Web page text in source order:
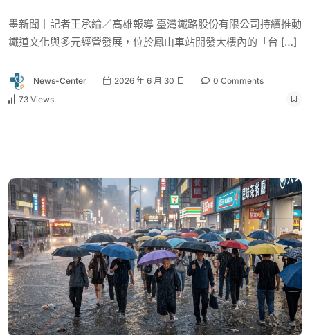
墨新聞｜記者王承綸／高雄報導 臺灣鐵路股份有限公司持續推動
鐵道文化與多元經營發展，位於鳳山車站開發大樓內的「台 […]
News-Center 2026 年 6 月 30 日
0 Comments
73 Views